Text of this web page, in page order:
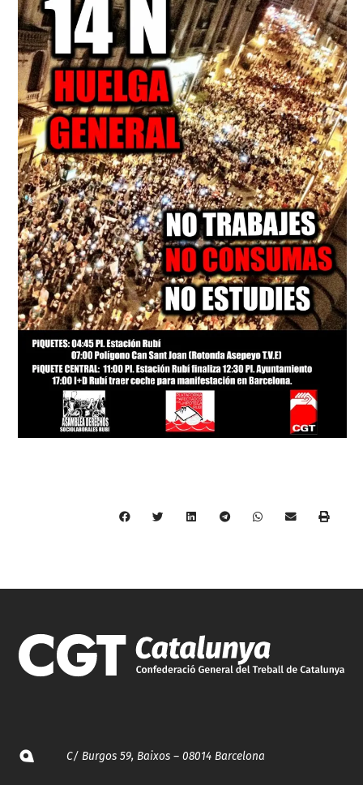
C/ Burgos 59, Baixos – 08014 Barcelona